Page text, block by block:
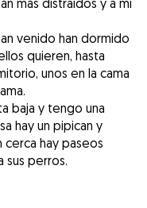
más distraídos y a mi
venido han dormido
quieren, hasta
unos en la cama
baja y tengo una
hay un pipican y
cerca hay paseos
sus perros.